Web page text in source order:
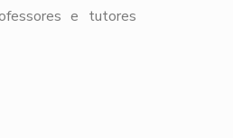
e tutores